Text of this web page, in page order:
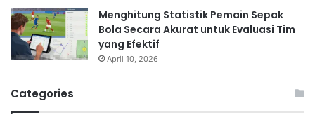
Menghitung Statistik Pemain Sepak
Bola Secara Akurat untuk Evaluasi Tim
yang Efektif
April 10, 2026
Categories